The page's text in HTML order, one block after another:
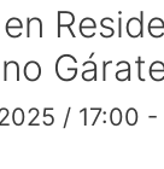
/ 17:00 -